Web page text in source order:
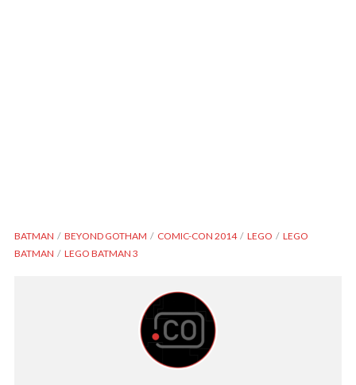
BATMAN BEYOND GOTHAM COMIC-CON 2014 LEGO
LEGO
BATMAN
LEGO BATMAN 3